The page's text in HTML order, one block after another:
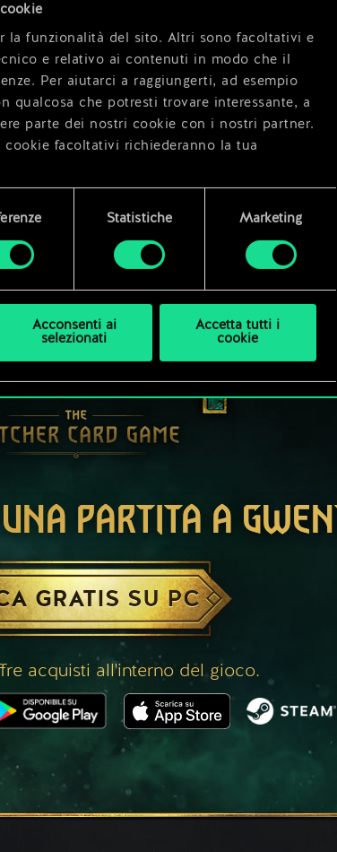
la funzionalità del sito. Altri sono facoltativi e
e relativo ai contenuti in modo che il
Per aiutarci a raggiungerti, ad esempio
qualcosa che potresti trovare interessante, a
parte dei nostri cookie con i nostri partner.
cookie facoltativi richiederanno la tua
i cookie e su come impostare le tue
Statistiche Marketing
Acconsenti ai
selezionati
Accetta tutti i
cookie
PARTITA A
GRATIS SU PC
acquisti all'interno del gioco.